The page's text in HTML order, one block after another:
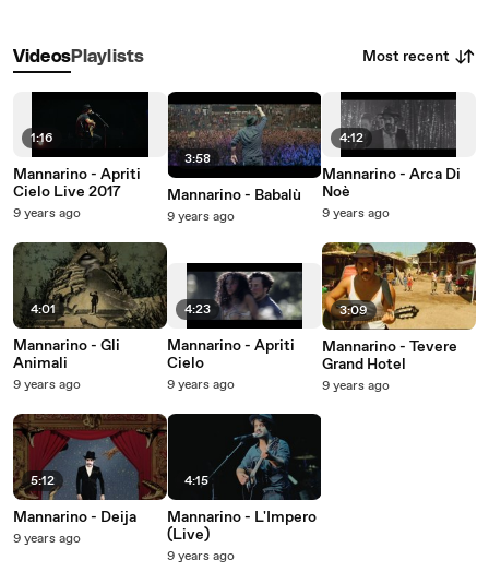
VideosPlaylists Most recent
1:16
Mannarino - Apriti
Cielo Live 2017
9 years ago
4:01
Mannarino - Gli
Animali
9 years ago
5:12
Mannarino - Deija
9 years ago
3:58
Mannarino - Babalù
9 years ago
4:23
Mannarino - Apriti
Cielo
9 years ago
4:15
Mannarino - L'Impero
(Live)
9 years ago
4:12
Mannarino - Arca Di
Noè
9 years ago
3:09
Mannarino - Tevere
Grand Hotel
9 years ago